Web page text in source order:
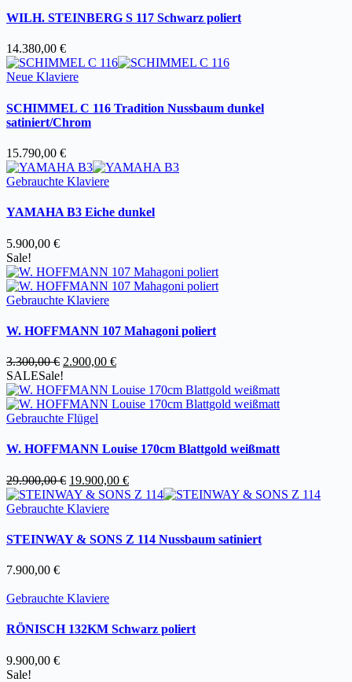
WILH. STEINBERG S 117 Schwarz poliert
14.380,00 €
Neue Klaviere
SCHIMMEL C 116 Tradition Nussbaum dunkel
satiniert/Chrom
15.790,00 €
Gebrauchte Klaviere
YAMAHA B3 Eiche dunkel
5.900,00 €
Sale!
Gebrauchte Klaviere
W. HOFFMANN 107 Mahagoni poliert
3.300,00€ Ursprünglicher
Preis
war:
3.300,00 €
2.900,00 €Aktueller
ist:
2.900,00 €.
SALESale!
Gebrauchte Flügel
W. HOFFMANN Louise 170cm Blattgold weißmatt
29.900,00€ Ursprünglicher
Preis
war:
19.900,00 €Aktueller
Preis
Gebrauchte Klaviere
STEINWAY & SONS Z 114 Nussbaum satiniert
7.900,00 €
Gebrauchte Klaviere
RÖNISCH 132KM Schwarz poliert
9.900,00 €
Sale!